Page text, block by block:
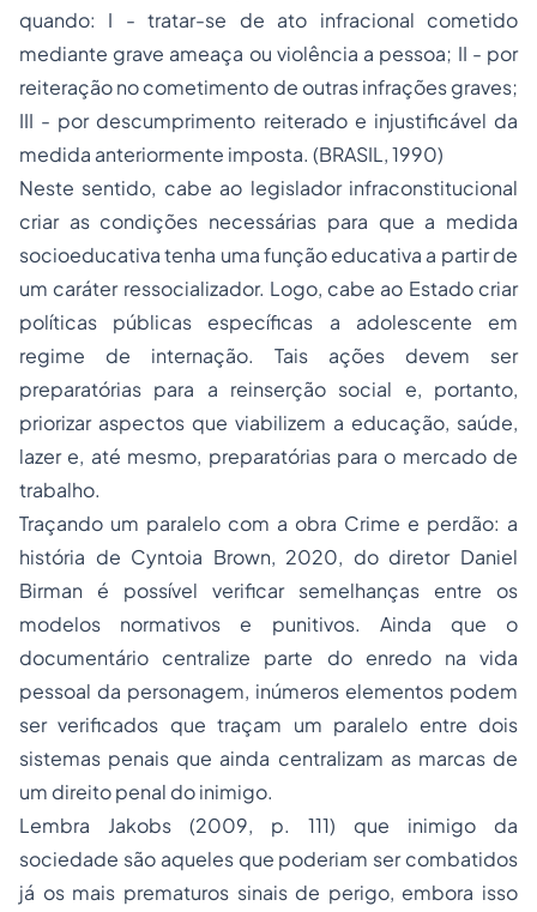
quando: I - tratar-se de ato infracional cometido
mediante grave ameaça ou violência a pessoa; II - por
reiteração no cometimento de outras infrações graves;
III - por descumprimento reiterado e injustificável da
medida anteriormente imposta. (BRASIL, 1990)
Neste sentido, cabe ao legislador infraconstitucional
criar as condições necessárias para que a medida
socioeducativa tenha uma função educativa a partir de
um caráter ressocializador. Logo, cabe ao Estado criar
políticas públicas específicas a adolescente em
regime de internação. Tais ações devem ser
preparatórias para a reinserção social e, portanto,
priorizar aspectos que viabilizem a educação, saúde,
lazer e, até mesmo, preparatórias para o mercado de
trabalho.
Traçando um paralelo com a obra Crime e perdão: a
história de Cyntoia Brown, 2020, do diretor Daniel
Birman é possível verificar semelhanças entre os
modelos normativos e punitivos. Ainda que o
documentário centralize parte do enredo na vida
pessoal da personagem, inúmeros elementos podem
ser verificados que traçam um paralelo entre dois
sistemas penais que ainda centralizam as marcas de
um direito penal do inimigo.
Lembra Jakobs (2009, p. 111) que inimigo da
sociedade são aqueles que poderiam ser combatidos
já os mais prematuros sinais de perigo, embora isso